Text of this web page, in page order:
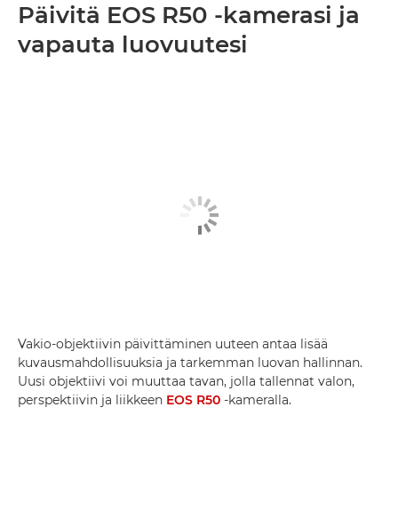
Päivitä EOS R50 -kamerasi ja
vapauta luovuutesi
Vakio-objektiivin päivittäminen uuteen antaa lisää
kuvausmahdollisuuksia ja tarkemman luovan hallinnan.
Uusi objektiivi voi muuttaa tavan, jolla tallennat valon,
perspektiivin ja liikkeen EOS R50 -kameralla.